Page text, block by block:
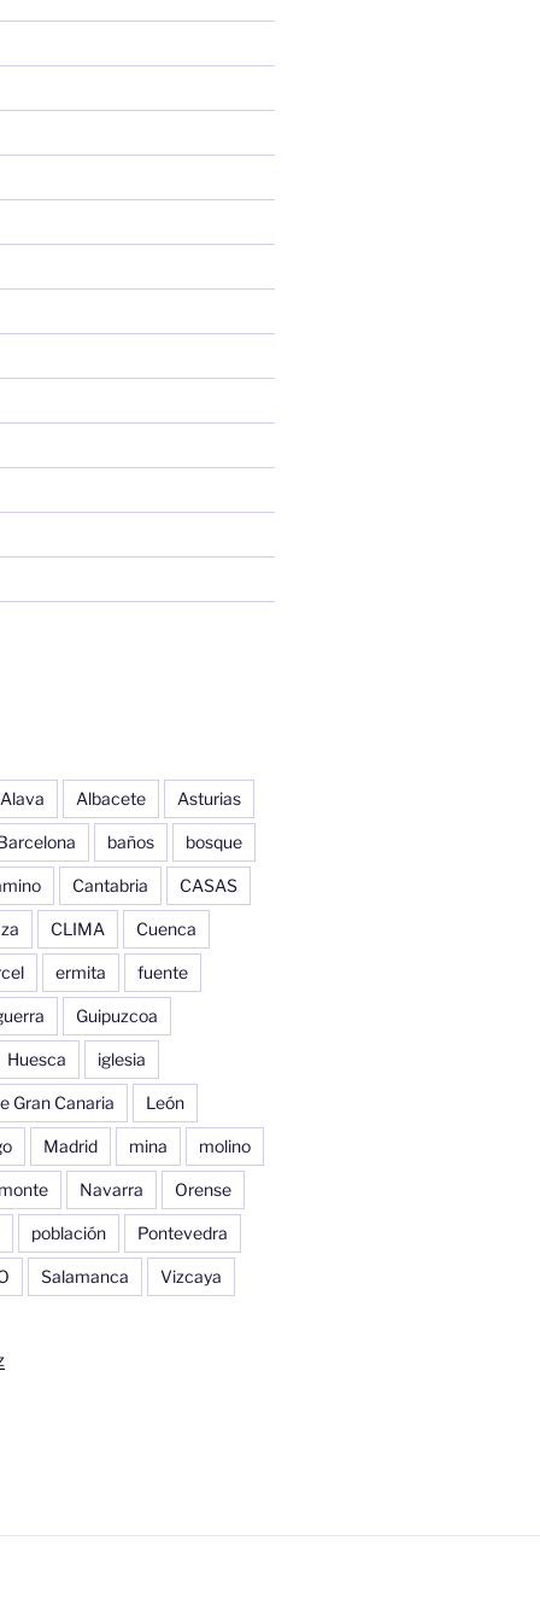
Alava Albacete Asturias
baños bosque
Cantabria CASAS
CLIMA Cuenca
ermita fuente
Guipuzcoa
Huesca iglesia
Gran Canaria León
Madrid mina molino
monte Navarra Orense
población Pontevedra
Salamanca Vizcaya